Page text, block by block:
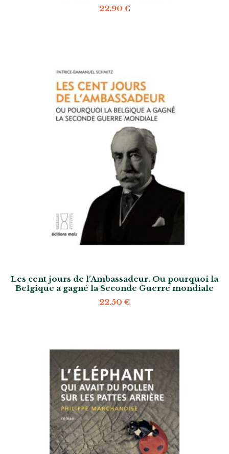
22.90 €
Les cent jours de l’Ambassadeur. Ou pourquoi la
Belgique a gagné la Seconde Guerre mondiale
22.50 €